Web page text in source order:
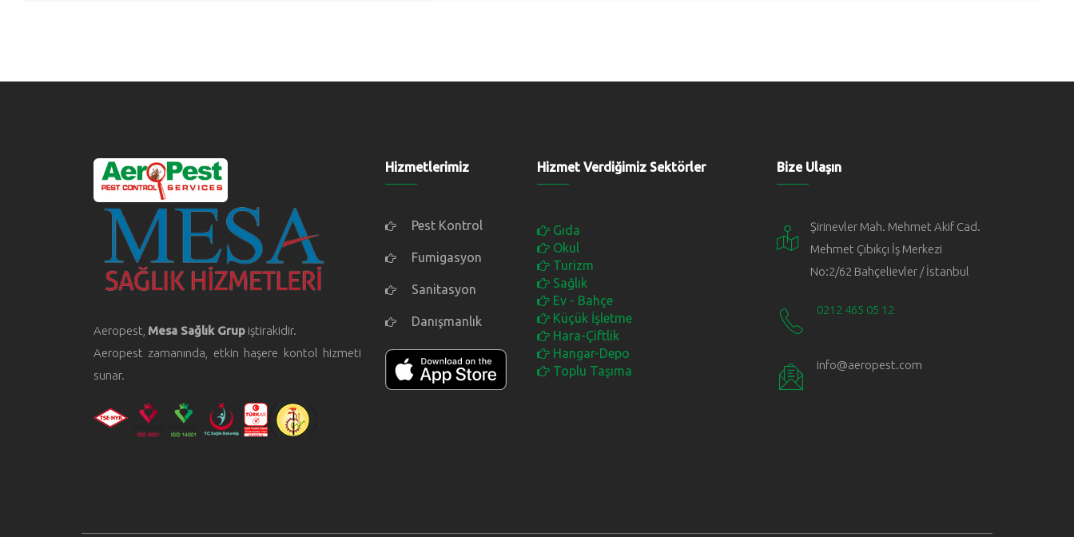
Aeropest, Mesa Sağlık Grup iştirakidir.
Aeropest zamanında, etkin haşere kontol hizmeti
sunar.
Hizmetlerimiz
Pest Kontrol
Fumigasyon
Sanitasyon
Danışmanlık
Hizmet Verdiğimiz Sektörler
Gıda
Okul
Turizm
Sağlık
Ev - Bahçe
Küçük İşletme
Hara-Çiftlik
Hangar-Depo
Toplu Taşıma
Bize Ulaşın
Şirinevler Mah. Mehmet Akif Cad.
Mehmet Çıbıkçı İş Merkezi
No:2/62 Bahçelievler / İstanbul
0212 465 05 12
info@aeropest.com